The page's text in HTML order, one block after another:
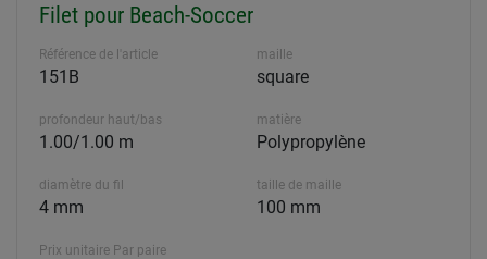
Filet pour Beach-Soccer
Référence de l'article
151B
maille
square
profondeur haut/bas
1.00/1.00 m
matière
Polypropylène
diamètre du fil
4 mm
taille de maille
100 mm
Prix unitaire Par paire